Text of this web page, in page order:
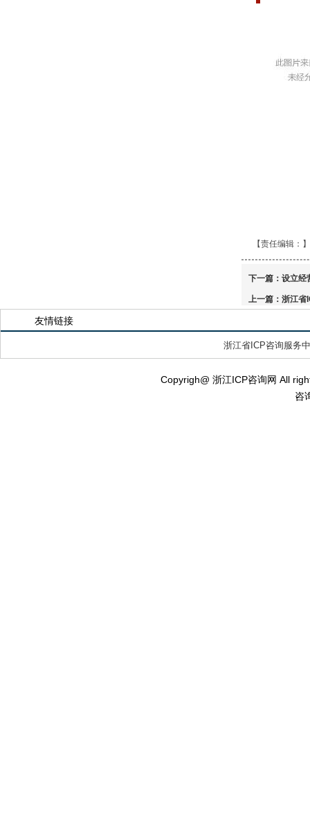
【责任编辑： 】
下一篇： 设立经
上一篇： 浙江省
友情链接
浙江省ICP咨询服务
Copyrigh@ 浙江ICP咨询网 All
咨